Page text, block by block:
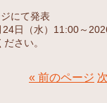
にて発表
24日（水）11:00～
さい。
« 前のページ